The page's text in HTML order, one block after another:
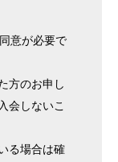
意が必要で
方のお申し
会しないこ
る場合は確